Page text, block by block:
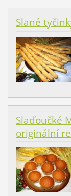
Slané
Slaďoučké
originální